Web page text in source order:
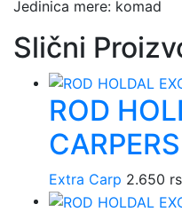
Jedinica mere: komad
Slični
ROD
Extra Carp 2.650